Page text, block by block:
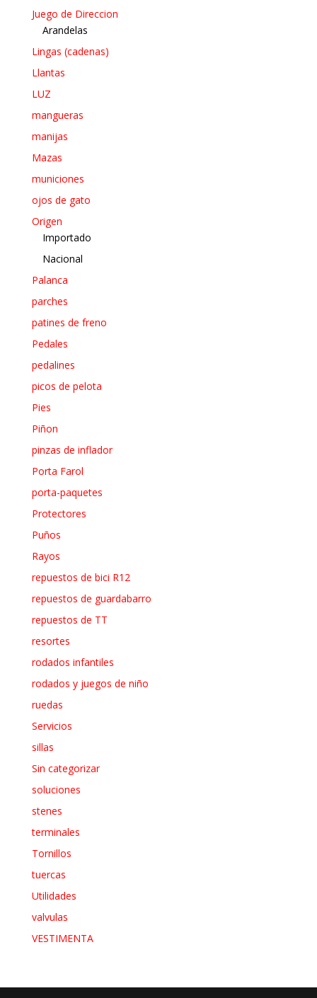
Juego de Direccion
Arandelas
Lingas (cadenas)
Llantas
LUZ
mangueras
manijas
Mazas
municiones
ojos de gato
Origen
Importado
Nacional
Palanca
parches
patines de freno
Pedales
pedalines
picos de pelota
Pies
Piñon
pinzas de inflador
Porta Farol
porta-paquetes
Protectores
Puños
Rayos
repuestos de bici R12
repuestos de guardabarro
repuestos de TT
resortes
rodados infantiles
rodados y juegos de niño
ruedas
Servicios
sillas
Sin categorizar
soluciones
stenes
terminales
Tornillos
tuercas
Utilidades
valvulas
VESTIMENTA